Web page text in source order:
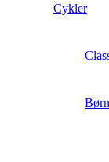
Cykler